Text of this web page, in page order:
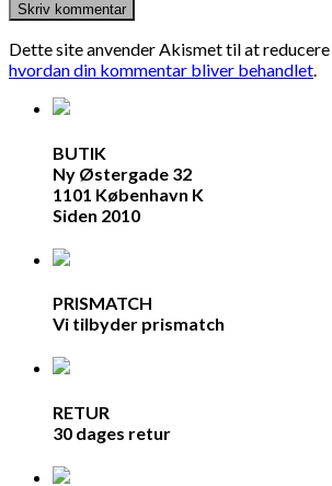
Dette site anvender Akismet til at reducere
hvordan din kommentar bliver behandlet.
BUTIK
Ny Østergade 32
1101 København K
Siden 2010
PRISMATCH
Vi tilbyder prismatch
RETUR
30 dages retur